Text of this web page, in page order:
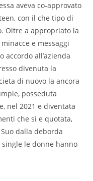
aveva co-approvato
con il che tipo di
Oltre a appropriato la
e messaggi
accordo all’azienda
divenuta la
di nuovo la ancora
posseduta
nel 2021 e diventata
che si e quotata,
dalla deborda
single le donne hanno